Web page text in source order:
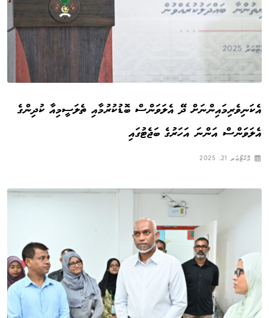
އެކަނިވެރިމައިންނަށް ދޭ އެލަވަންސް ބޮޑުކުރުމާއި ތެލަސީމިއާ ކުދިންގެ
އެލަވަންސް އަންނަ އަހަރުގެ ބަޖެޓުގައި
އޮކްޓޯބަރ 21, 2025